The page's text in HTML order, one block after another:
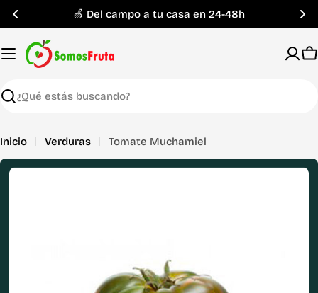
Saltar
contenido
🍏 Del campo a tu casa en 24-48h
Buscar
Inicio Verduras Tomate Muchamiel